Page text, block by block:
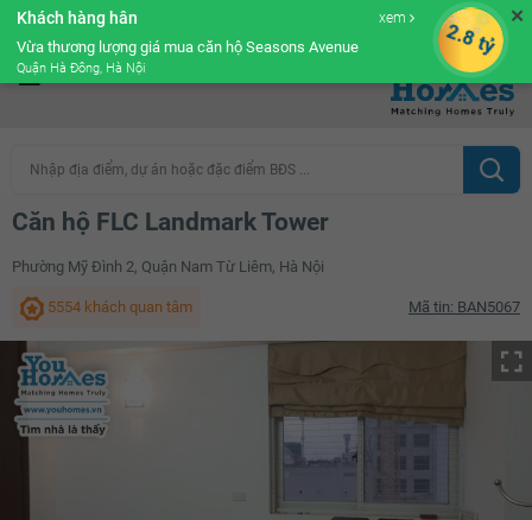
Cộng đồng Môi giới bPRO
Nhập địa điểm, dự án hoặc đặc điểm BĐS ...
Căn hộ FLC Landmark Tower
Phường Mỹ Đình 2, Quận Nam Từ Liêm, Hà Nội
5554 khách quan tâm Mã tin: BAN5067
✕
Khách hàng hân xem
Vừa thương lượng giá mua căn hộ Seasons Avenue
Quận Hà Đông, Hà Nội
2.8 tỷ